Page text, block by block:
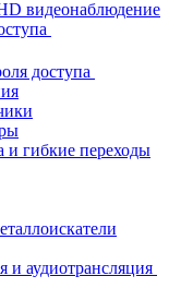
видеонаблюдение
доступа
гибкие переходы
аудиотрансляция